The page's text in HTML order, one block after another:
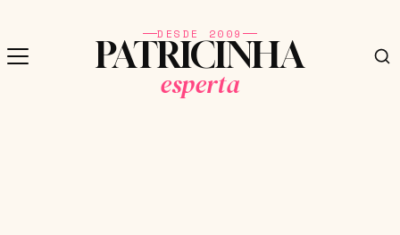
DESDE 2009
PATRICINHA
esperta